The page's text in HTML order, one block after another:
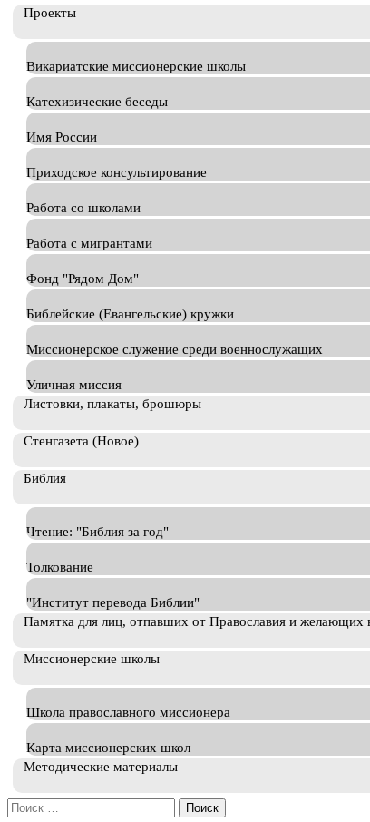
Проекты
Викариатские миссионерские школы
Катехизические беседы
Имя России
Приходское консультирование
Работа со школами
Работа с мигрантами
Фонд "Рядом Дом"
Библейские (Евангельские) кружки
Миссионерское служение среди военнослужащих
Уличная миссия
Листовки, плакаты, брошюры
Стенгазета (Новое)
Библия
Чтение: "Библия за год"
Толкование
"Институт перевода Библии"
Памятка для лиц, отпавших от Православия и
Миссионерские школы
Школа православного миссионера
Карта миссионерских школ
Методические материалы
Искать: